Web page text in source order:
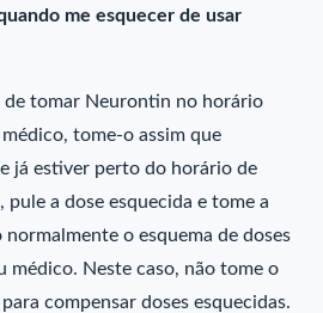
me esquecer de usar
de tomar Neurontin no horário
tome-o assim que
já estiver perto do horário de
a dose esquecida e tome a
o esquema de doses
médico. Neste caso, não tome o
compensar doses esquecidas.